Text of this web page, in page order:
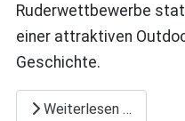
Ruderwettbewerbe
einer attraktiven
Geschichte.
Weiterlesen …